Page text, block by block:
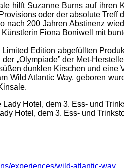
hilft Suzanne Burns auf
oder der absolute
nach 200 Jahren Abstinenz
Fiona Boniwell mit
Edition abgefüllten
„Olympiade” der Met-
dunklen Kirschen und
Wild Atlantic Way, geboren
Hotel, dem 3. Ess- und
experiences/wild-atlantic-way